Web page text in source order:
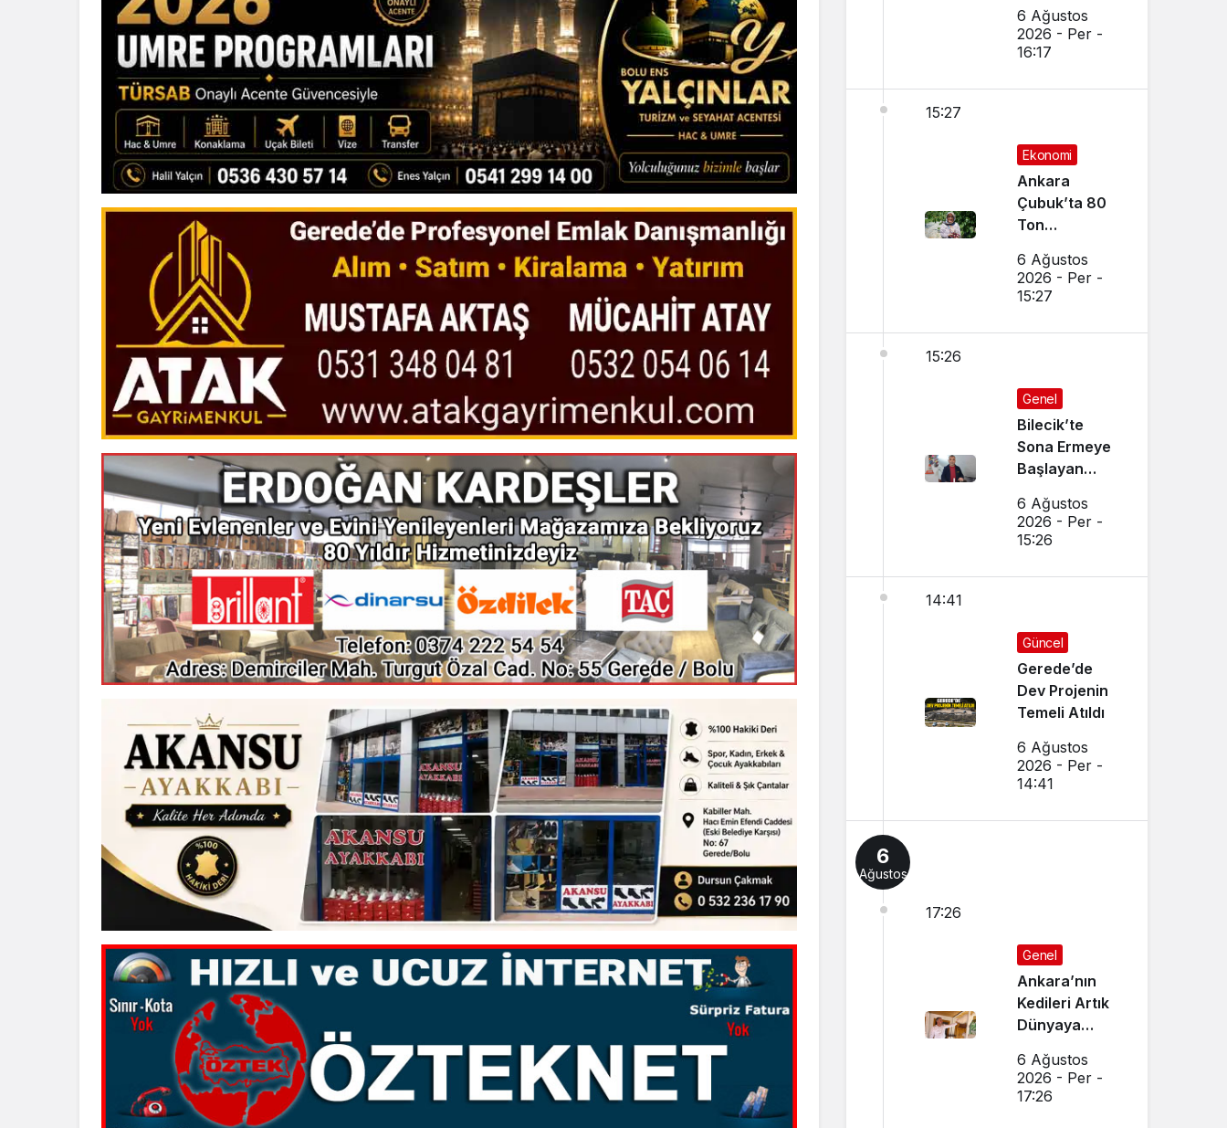
6 Ağustos
2026 - Per -
16:17
15:27
Ekonomi
Ankara
Çubuk’ta 80
Ton
6 Ağustos
2026 - Per -
15:27
15:26
Genel
Bilecik’te
Sona Ermeye
Başlayan
Sürdürüyor
6 Ağustos
2026 - Per -
15:26
14:41
Güncel
Gerede’de
Dev Projenin
Temeli Atıldı
6 Ağustos
2026 - Per -
14:41
6
Ağustos
17:26
Genel
Ankara’nın
Kedileri Artık
Dünyaya
Tanıtılıyor
6 Ağustos
2026 - Per -
17:26